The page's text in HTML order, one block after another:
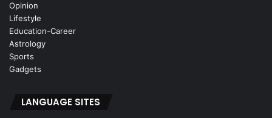
Opinion
Lifestyle
Education-Career
Astrology
Sports
Gadgets
LANGUAGE SITES